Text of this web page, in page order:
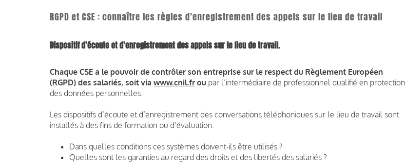
RGPD et CSE : connaître les règles d'enregistrement des appels sur le lieu de travail
Dispositif d’écoute et d’enregistrement des appels sur le lieu de travail.
Chaque CSE a le pouvoir de contrôler son entreprise sur le respect du Règlement Européen
(RGPD) des salariés, soit via www.cnil.fr ou par l’intermédiaire de professionnel qualifié en protection
des données personnelles.
Les dispositifs d’écoute et d’enregistrement des conversations téléphoniques sur le lieu de travail sont
installés à des fins de formation ou d’évaluation.
Dans quelles conditions ces systèmes doivent-ils être utilisés ?
Quelles sont les garanties au regard des droits et des libertés des salariés ?